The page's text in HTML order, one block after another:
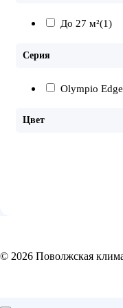
До 27 м²(1)
Серия
Olympio Edge
Цвет
© 2026 Поволжская